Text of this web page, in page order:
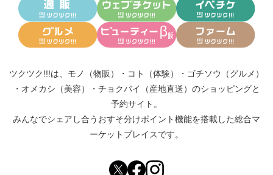
ツクツク!!!は、 モノ（物販） ・ コト（体験） ・ ゴチソウ（グルメ）
・ オメカシ（美容） ・ チョクバイ（産地直送） のショッピングと
予約サイト。
みんなでシェアし合う おすそ分けポイント機能を搭載した総合マ
ーケットプレイスです。